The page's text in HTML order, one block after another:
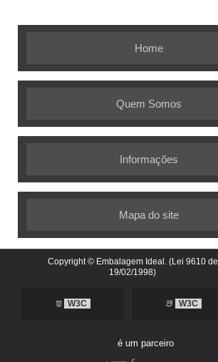
Home
Quem Somos
Informações
Mapa do site
Copyright © Embalagem Ideal. (Lei 9610 de
19/02/1998)
W3C W3C
é um parceiro